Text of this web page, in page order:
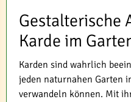
Gestalterische
Karde im
Karden sind wahrlich
jeden naturnahen Garten
verwandeln können. Mit